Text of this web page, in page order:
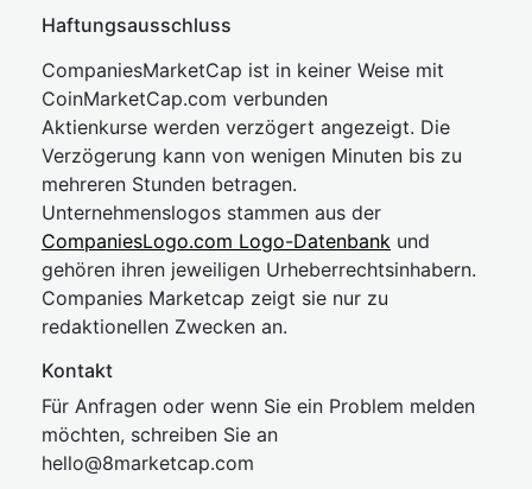
Haftungsausschluss
CompaniesMarketCap ist in keiner Weise mit
CoinMarketCap.com verbunden
Aktienkurse werden verzögert angezeigt. Die
Verzögerung kann von wenigen Minuten bis zu
mehreren Stunden betragen.
Unternehmenslogos stammen aus der
CompaniesLogo.com Logo-Datenbank und
gehören ihren jeweiligen Urheberrechtsinhabern.
Companies Marketcap zeigt sie nur zu
redaktionellen Zwecken an.
Kontakt
Für Anfragen oder wenn Sie ein Problem melden
möchten, schreiben Sie an
hello@8marketcap.com